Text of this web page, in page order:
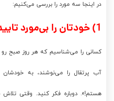
در اینجا سه مورد را بررسی می‌کنیم:
1) خودتان را بی‌مورد تایید می‌کنید.
کسانی را می‌شناسیم که هر روز صبح
آب پرتقال را می‌نوشند، به
هستم!». دوباره فکر کنید. وقتی تلاش